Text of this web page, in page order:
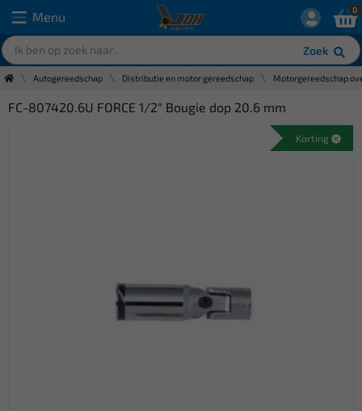
Menu
Zoek
0
Autogereedschap Distributie en motor gereedschap Motorgereedschap
FC-807420.6U FORCE 1/2" Bougie dop 20.6 mm
Korting